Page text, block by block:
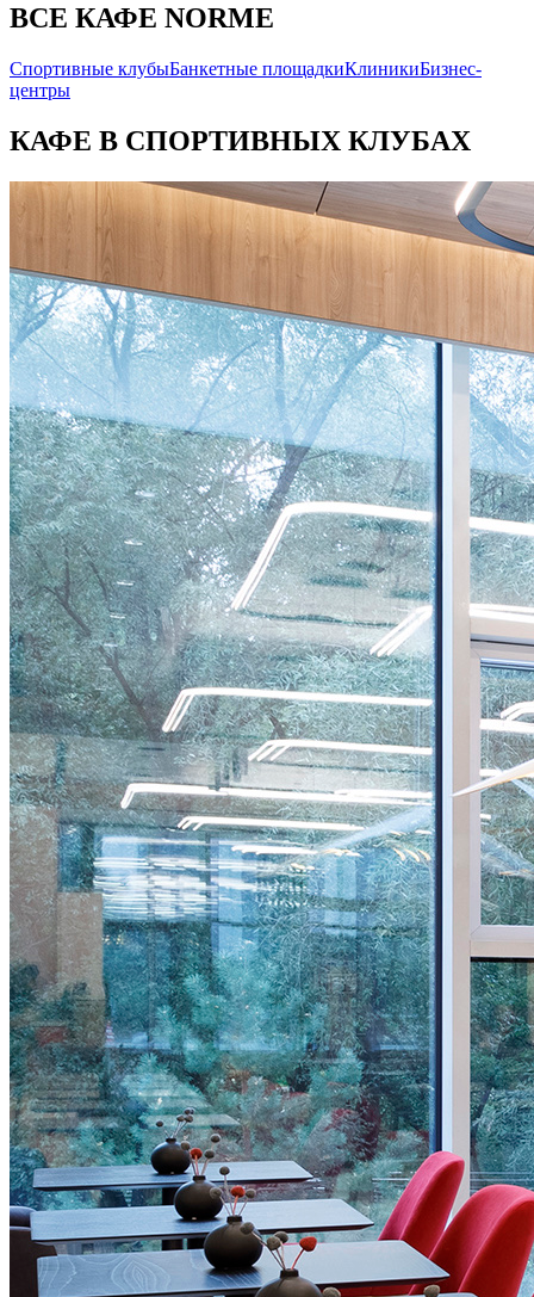
ВСЕ КАФЕ NORME
Спортивные клубыБанкетные площадкиКлиникиБизнес-
центры
КАФЕ В СПОРТИВНЫХ КЛУБАХ